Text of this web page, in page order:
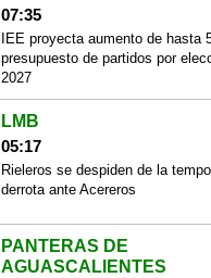
07:35
IEE proyecta aumento de hasta
presupuesto de partidos por
2027
LMB
05:17
Rieleros se despiden de la
derrota ante Acereros
PANTERAS DE
AGUASCALIENTES